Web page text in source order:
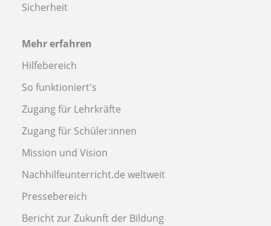
Sicherheit
Mehr erfahren
Hilfebereich
So funktioniert's
Zugang für Lehrkräfte
Zugang für Schüler:innen
Mission und Vision
Nachhilfeunterricht.de weltweit
Pressebereich
Bericht zur Zukunft der Bildung